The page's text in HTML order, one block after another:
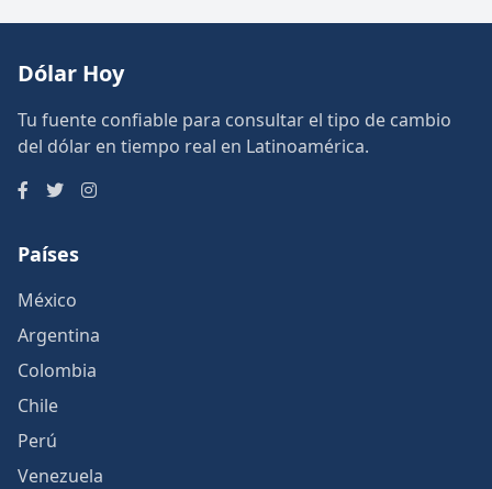
Dólar Hoy
Tu fuente confiable para consultar el tipo de cambio
del dólar en tiempo real en Latinoamérica.
Países
México
Argentina
Colombia
Chile
Perú
Venezuela